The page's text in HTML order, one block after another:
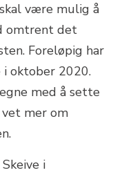
være mulig å
omtrent det
Foreløpig har
oktober 2020.
med å sette
mer om
i